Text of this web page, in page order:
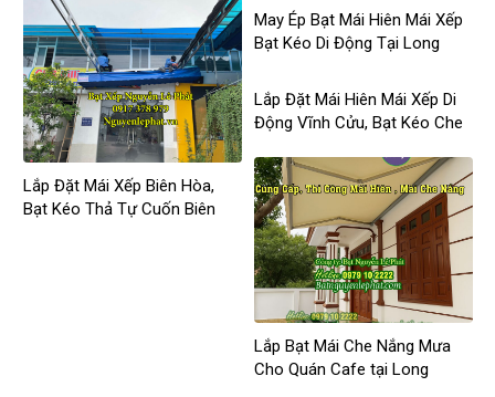
Lắp Đặt Mái Xếp Biên Hòa,
Bạt Kéo Thả Tự Cuốn Biên
May Ép Bạt Mái Hiên Mái Xếp
Bạt Kéo Di Động Tại Long
Lắp Đặt Mái Hiên Mái Xếp Di
Động Vĩnh Cửu, Bạt Kéo Che
Lắp Bạt Mái Che Nắng Mưa
Cho Quán Cafe tại Long